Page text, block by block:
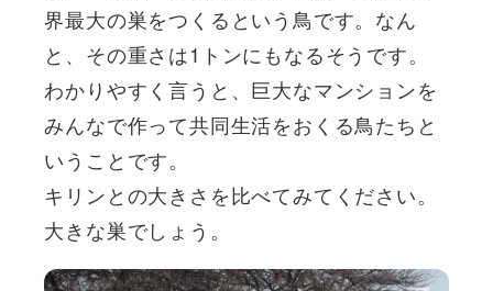
界最大の巣をつくるという鳥です。なん
と、その重さは1トンにもなるそうです。
わかりやすく言うと、巨大なマンションを
みんなで作って共同生活をおくる鳥たちと
いうことです。
キリンとの大きさを比べてみてください。
大きな巣でしょう。